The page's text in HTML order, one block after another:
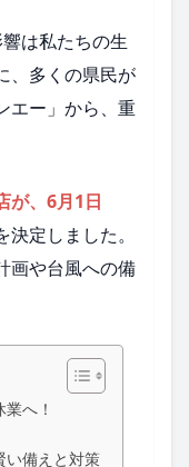
は私たちの生
、多くの県民が
エー」から、重
が、6月1日
決定しました。
画や台風への備
へ！
い備えと対策